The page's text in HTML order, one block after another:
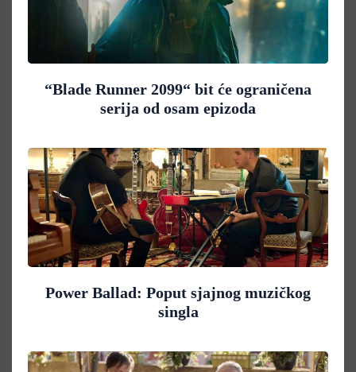
“Blade Runner 2099“ bit će ograničena
serija od osam epizoda
Power Ballad: Poput sjajnog muzičkog
singla